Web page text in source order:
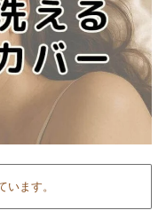
ます。